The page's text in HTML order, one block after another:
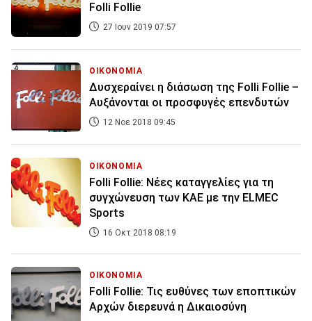
Folli Follie
27 Ιουν 2019 07:57
ΟΙΚΟΝΟΜΙΑ
Δυσχεραίνει η διάσωση της Folli Follie –
Αυξάνονται οι προσφυγές επενδυτών
12 Νοε 2018 09:45
ΟΙΚΟΝΟΜΙΑ
Folli Follie: Νέες καταγγελίες για τη
συγχώνευση των ΚΑΕ με την ELMEC
Sports
16 Οκτ 2018 08:19
ΟΙΚΟΝΟΜΙΑ
Folli Follie: Τις ευθύνες των εποπτικών
Αρχών διερευνά η Δικαιοσύνη